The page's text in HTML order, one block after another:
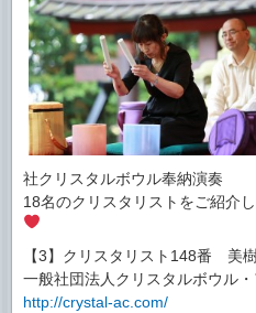
社クリスタルボウル奉納演奏
18名のクリスタリストをご紹介
【3】クリスタリスト148番 美
一般社団法人クリスタルボウル
http://crystal-ac.com/